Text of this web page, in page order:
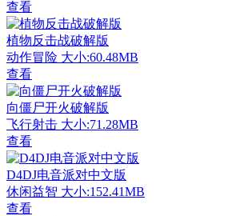
查看
植物反击战破解版
动作冒险 大小:60.48MB
查看
向僵尸开火破解版
飞行射击 大小:71.28MB
查看
D4DJ电音派对中文版
休闲益智 大小:152.41MB
查看